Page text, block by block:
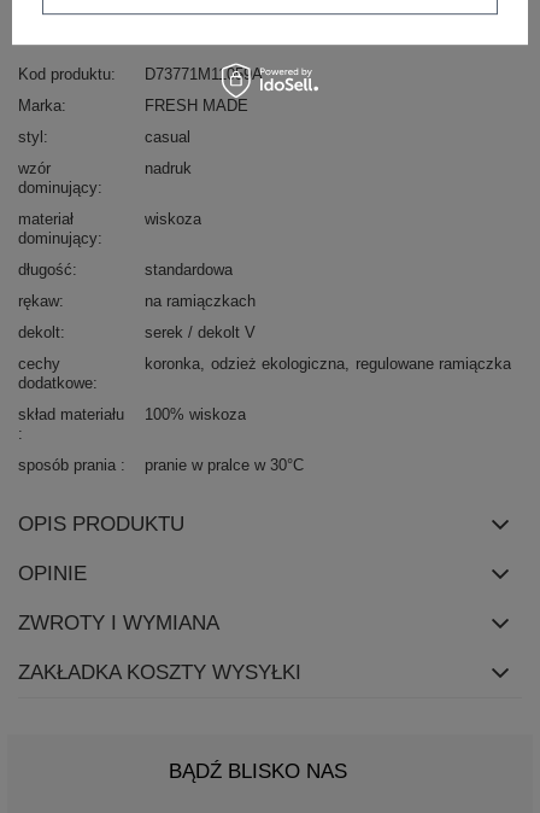
Kod produktu
D73771M11059A
Marka
FRESH MADE
styl
casual
wzór
dominujący
nadruk
materiał
dominujący
wiskoza
długość
standardowa
rękaw
na ramiączkach
dekolt
serek / dekolt V
cechy
dodatkowe
koronka odzież ekologiczna regulowane ramiączka
skład materiału 100% wiskoza
sposób prania pranie w pralce w 30°C
OPIS PRODUKTU
OPINIE
ZWROTY I WYMIANA
ZAKŁADKA KOSZTY WYSYŁKI
BĄDŹ BLISKO NAS